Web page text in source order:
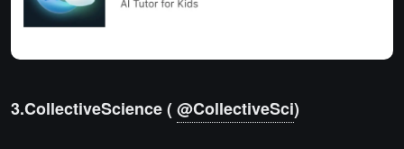
3.CollectiveScience (@CollectiveSci)